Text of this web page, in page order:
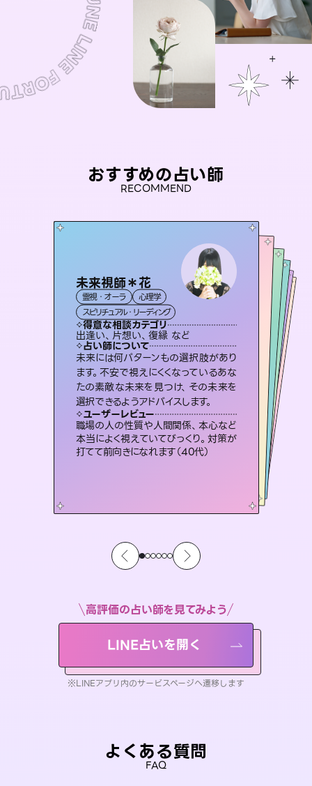
おすすめの占い師
RECOMMEND
未来視師＊花
霊視・オーラ
心理学
スピリチュアル・リーディング
得意な相談カテゴリ
出逢い、片想い、復縁 など
占い師について
未来には何パターンもの選択肢があり
ます。不安で視えにくくなっているあな
たの素敵な未来を見つけ、その未来を
選択できるようアドバイスします。
ユーザーレビュー
職場の人の性質や人間関係、本心など
本当によく視えていてびっくり。対策が
打てて前向きになれます（40代）
桃源珠羽（とうげんみう）
霊視・オーラ タロット
スピリチュアル・リーディング
得意な相談カテゴリ
片想い、あの人の気持ち、復縁 など
占い師について
恋愛のお悩みの中でも特に「曖昧な関
係」の相談を得意としており、友達以上
恋人未満なお相手との今後や本音を丁
寧に読み解き恋愛成就へと導きます。
ユーザーレビュー
鑑定していただいてアドバイス通りに行
動すると仲が復活してきました。ありが
とうございました（40代 女性）
セラピスト理恵
霊視・オーラ
スピリチュアル・リーディング
得意な相談カテゴリ
片想い、二人の未来、年の差 など
占い師について
連絡再開、復縁、成就などの報告実績
多数。セラピストとして2万超の施術経
験があるからこそできる鑑定で、より良
い未来をサポートします。
ユーザーレビュー
とても心温まる鑑定でした。しかもこち
らは何も言っていないのに視えていらっ
しゃるんだなと驚きです（30代女性）
彗望（すいぼう
霊視・オーラ
スピリチュアル・リーディング
得意な相談カテゴリ
片想い、あの人の気持ち、復縁 など
占い師について
3,700年以上の歴史を持つ東洋最古の占術「易占」で詳細まで占い、幸せへ向かう道筋を示します。厳しい結果にも具体的な対策をお伝えします。
ユーザーレビュー
複雑な背景もしっかり聞いて鑑定して
いただけました。気持ちが楽になりまし
た（50代 女性）
アイリス -iris-
西洋占星術
ルーン
得意な相談カテゴリ
恋愛総合、片想い、二人の未来 など
占い師について
復縁、恋愛、不倫の行方、同性愛や片
思い、仕事関係や借金問題まで知りた
いことや心の負担になっていることを
紐解き、背中をそっと押して導きます。
ユーザーレビュー
安心感のあり、言い切ってくれる所や濁
さない鑑定のおかげで、毎回自分の気
持ちを整えられます（30代 男性）
おう 霊感オラクル
霊視・オーラ
オラクルカード
得意な相談カテゴリ
恋愛総合、あの人の気持ち など
占い師について
霊視×オラクルカードを使って「今」と
「未来」そして「気になるあの人の気持
ち」まで丁寧に読み解き、恋や人生のヒ
ントを優しく引き出します。
ユーザーレビュー
不安な気持ちが嘘みたいに晴れまし
た…！よく視えていらっしゃるんだなと
感じました（40代 女性）
高評価の占い師を見てみよう
LINE占いを開く
※LINEアプリ内のサービスページへ遷移します
よくある質問
FAQ